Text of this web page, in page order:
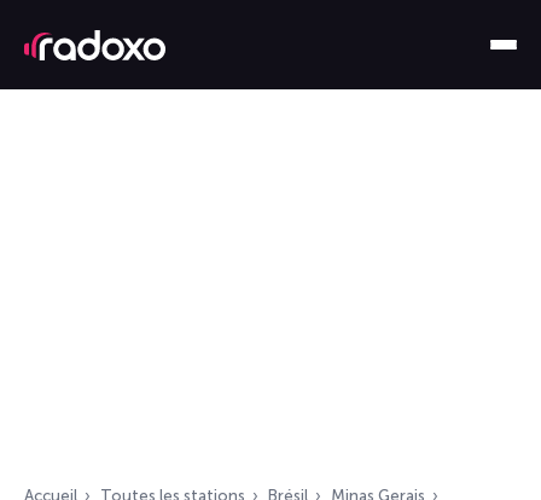
Accueil Toutes les stations Brésil
Minas Gerais